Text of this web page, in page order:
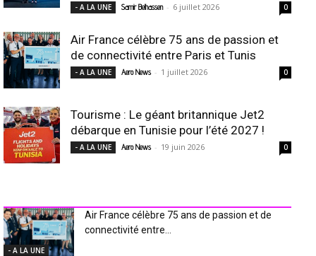
- A LA UNE Samir Belhassen - 6 juillet 2026 0
Air France célèbre 75 ans de passion et
de connectivité entre Paris et Tunis
- A LA UNE Aero News - 1 juillet 2026 0
Tourisme : Le géant britannique Jet2
débarque en Tunisie pour l’été 2027 !
- A LA UNE Aero News - 19 juin 2026 0
- A LA UNE
Air France célèbre 75 ans de passion et de
connectivité entre...